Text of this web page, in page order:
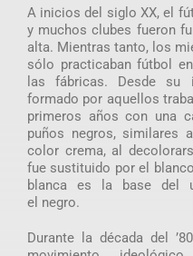
A inicios del siglo XX, el
y muchos clubes fueron
alta. Mientras tanto, los
sólo practicaban fútbol
las fábricas. Desde su
formado por aquellos
primeros años con una
puños negros, similares
color crema, al
fue sustituido por el
blanca es la base del
el negro.
Durante la década del